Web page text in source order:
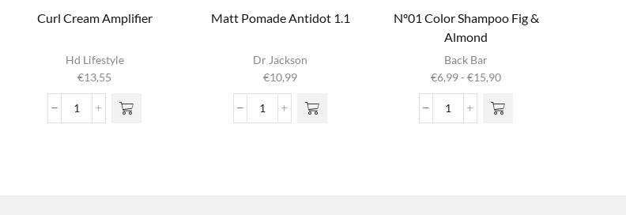
Curl Cream Amplifier
Hd Lifestyle
€13,55
Curl
Matt Pomade Antidot 1.1
Dr Jackson
€10,99
Matt
Nº01 Color Shampoo Fig &
Almond
Back Bar
€6,99- €15,90Prijsklasse:
tot
Nº01
heeft
meerdere
optie kan